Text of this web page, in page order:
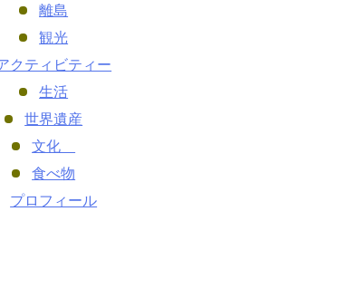
離島
観光
クティビティー
生活
世界遺産
文化
食べ物
プロフィール